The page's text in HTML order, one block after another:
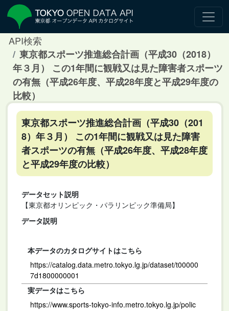
API検索
東京都スポーツ推進総合計画（平成30（2018）
年３月） この1年間に観戦又は見た障害者スポーツ
の有無（平成26年度、平成28年度と平成29年度の
比較）
東京都スポーツ推進総合計画（平成30（201
8）年３月） この1年間に観戦又は見た障害
者スポーツの有無（平成26年度、平成28年度
と平成29年度の比較）
データセット説明
【東京都オリンピック・パラリンピック準備局】
データ説明
本データのカタログサイトはこちら
https://catalog.data.metro.tokyo.lg.jp/dataset/t00000
7d1800000001
実データはこちら
https://www.sports-tokyo-info.metro.tokyo.lg.jp/polic